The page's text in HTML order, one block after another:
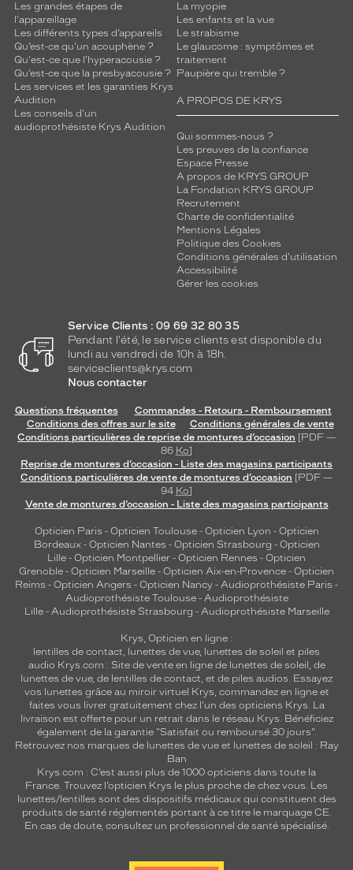
Les grandes étapes de
l'appareillage
Les différents types d’appareils
Qu’est-ce qu'un acouphène ?
Qu'est-ce que l'hyperacousie ?
Qu’est-ce que la presbyacousie ?
Les services et les garanties Krys
Audition
Les conseils d'un
audioprothésiste Krys Audition
La myopie
Les enfants et la vue
Le strabisme
Le glaucome : symptômes et
traitement
Paupière qui tremble ?
A PROPOS DE KRYS
Qui sommes-nous ?
Les preuves de la confiance
Espace Presse
A propos de KRYS GROUP
La Fondation KRYS GROUP
Recrutement
Charte de confidentialité
Mentions Légales
Politique des Cookies
Conditions générales d'utilisation
Accessibilité
Gérer les cookies
Service Clients : 09 69 32 80 35
Pendant l'été, le service clients est disponible du
lundi au vendredi de 10h à 18h.
serviceclients@krys.com
Nous contacter
Questions fréquentes
Commandes - Retours - Remboursement
Conditions des offres sur le site
Conditions générales de vente
Conditions particulières de reprise de montures d’occasion [PDF —
86 Ko]
Reprise de montures d’occasion - Liste des magasins participants
Conditions particulières de vente de montures d’occasion [PDF —
94 Ko]
Vente de montures d’occasion - Liste des magasins participants
Opticien Paris - Opticien Toulouse- Opticien Lyon - Opticien
Bordeaux- Opticien Nantes - Opticien Strasbourg - Opticien
Lille - Opticien Montpellier - Opticien Rennes - Opticien
Grenoble - Opticien Marseille - Opticien Aix-en-Provence - Opticien
Reims - Opticien Angers - Opticien Nancy - Audioprothésiste Paris -
Audioprothésiste Toulouse- Audioprothésiste
Lille- Audioprothésiste Strasbourg - Audioprothésiste Marseille
Krys, Opticien en ligne :
lentilles de contact, lunettes de vue, lunettes de soleil et piles
audio Krys.com : Site de vente en ligne de lunettes de soleil, de
lunettes de vue, de lentilles de contact, et de piles audios. Essayez
vos lunettes grâce au miroir virtuel Krys, commandez en ligne et
faites vous livrer gratuitement chez l'un des opticiens Krys. La
livraison est offerte pour un retrait dans le réseau Krys. Bénéficiez
également de la garantie "Satisfait ou remboursé 30 jours".
Retrouvez nos marques de lunettes de vue et lunettes de soleil : Ray
Ban
Krys.com : C’est aussi plus de 1000 opticiens dans toute la
France. Trouvez l’opticien Krys le plus proche de chez vous. Les
lunettes/lentilles sont des dispositifs médicaux qui constituent des
produits de santé réglementés portant à ce titre le marquage CE.
En cas de doute, consultez un professionnel de santé spécialisé.